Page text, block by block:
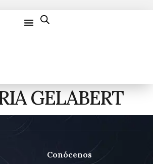
GELABERT
Conócenos